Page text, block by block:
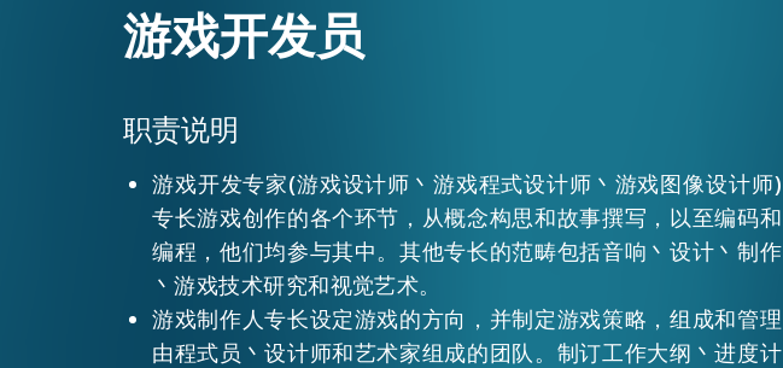
游戏开发员
职责说明
游戏开发专家(游戏设计师丶游戏程式设计师丶游戏图像设计师)
专长游戏创作的各个环节，从概念构思和故事撰写，以至编码和
编程，他们均参与其中。其他专长的范畴包括音响丶设计丶制作
丶游戏技术研究和视觉艺术。
游戏制作人专长设定游戏的方向，并制定游戏策略，组成和管理
由程式员丶设计师和艺术家组成的团队。制订工作大纲丶进度计